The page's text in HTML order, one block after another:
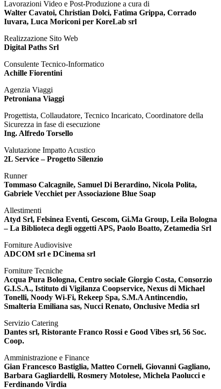
Lavorazioni Video e Post-Produzione a cura di
Walter Cavatoi, Christian Dolci, Fatima Grippa, Corrado
Iuvara, Luca Moriconi per KoreLab srl
Realizzazione Sito Web
Digital Paths Srl
Consulente Tecnico-Informatico
Achille Fiorentini
Agenzia Viaggi
Petroniana Viaggi
Progettista, Collaudatore, Tecnico Incaricato, Coordinatore della
Sicurezza in fase di esecuzione
Ing. Alfredo Torsello
Valutazione Impatto Acustico
2L Service – Progetto Silenzio
Runner
Tommaso Calcagnile, Samuel Di Berardino, Nicola Polita,
Gabriele Vecchiet per Associazione Blue Soap
Allestimenti
Atyd Srl, Felsinea Eventi, Gescom, Gi.Ma Group, Leila Bologna
– La Biblioteca degli oggetti APS, Paolo Boatto, Zetamedia Srl
Forniture Audiovisive
ADCOM srl e DCinema srl
Forniture Tecniche
Acqua Pura Bologna, Centro sociale Giorgio Costa, Consorzio
G.I.S.A., Istituto di Vigilanza Coopservice, Nexus di Michael
Tonelli, Noody Wi-Fi, Rekeep Spa, S.M.A Antincendio,
Smalteria Emiliana sas, Nucci Renato, Onclusive Media srl
Servizio Catering
Dantes srl, Ristorante Franco Rossi e Good Vibes srl, 56 Soc.
Coop.
Amministrazione e Finance
Gian Francesco Bastiglia, Matteo Corneli, Giovanni Gagliano,
Barbara Gagliardelli, Rosmery Motolese, Michela Paolucci e
Ferdinando Virdia